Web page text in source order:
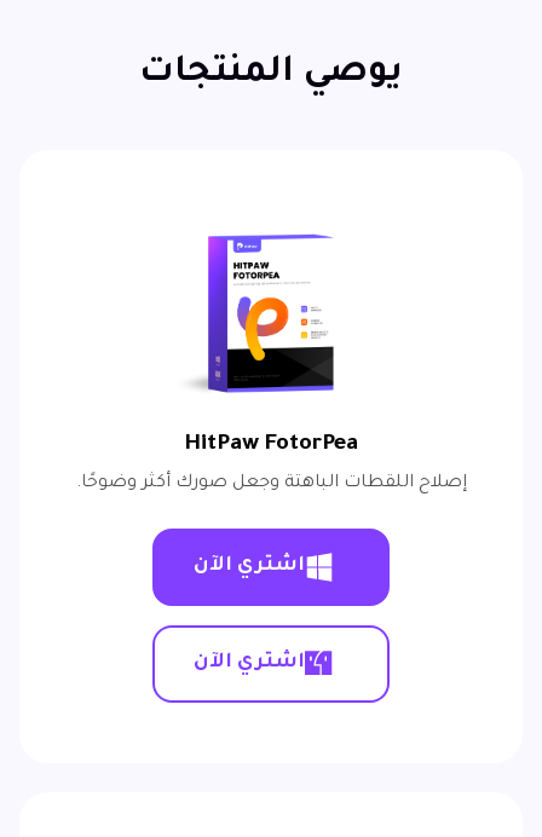
يوصي المنتجات
HitPaw FotorPea
إصلاح اللقطات الباهتة وجعل صورك أكثر وضوحًا.
اشتري الآن
اشتري الآن